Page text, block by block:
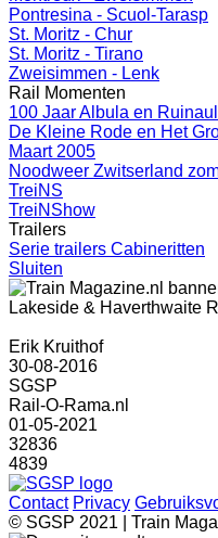
Pontresina - Scuol-Tarasp
St. Moritz - Chur
St. Moritz - Tirano
Zweisimmen - Lenk
Rail Momenten
100 Jaar Albula en
De Kleine Rode en Het
Maart 2005
Noodweer Zwitserland
TreiNS
TreiNShow
Trailers
Serie trailers Cabineritten
Sluiten
Lakeside & Haverthwaite
Erik Kruithof
30-08-2016
SGSP
Rail-O-Rama.nl
01-05-2021
32836
4839
Contact Privacy
© SGSP 2021 | Train